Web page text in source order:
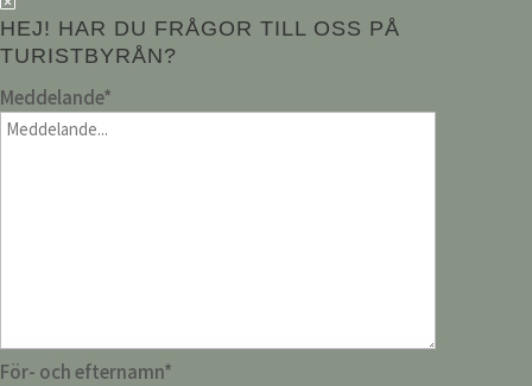
HEJ! HAR DU FRÅGOR TILL OSS PÅ
TURISTBYRÅN?
Meddelande*
För- och efternamn*